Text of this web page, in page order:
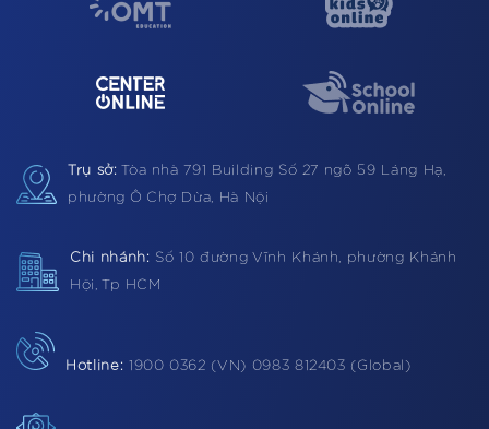
Trụ sở: Tòa nhà 791 Building Số 27 ngõ 59 Láng Hạ,
phường Ô Chợ Dừa, Hà Nội
Chi nhánh: Số 10 đường Vĩnh Khánh, phường Khánh
Hội, Tp HCM
Hotline: 1900 0362 (VN) 0983 812403 (Global)